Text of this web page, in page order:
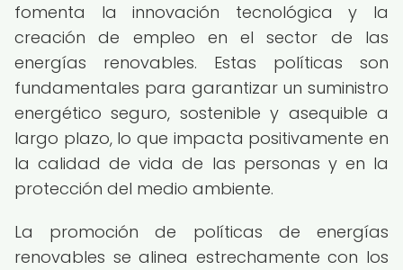
fomenta la innovación tecnológica y la
creación de empleo en el sector de las
energías renovables. Estas políticas son
fundamentales para garantizar un suministro
energético seguro, sostenible y asequible a
largo plazo, lo que impacta positivamente en
la calidad de vida de las personas y en la
protección del medio ambiente.
La promoción de políticas de energías
renovables se alinea estrechamente con los